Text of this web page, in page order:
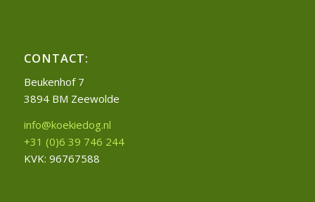
CONTACT:
Beukenhof 7
3894 BM Zeewolde
info@koekiedog.nl
+31 (0)6 39 746 244
KVK: 96767588